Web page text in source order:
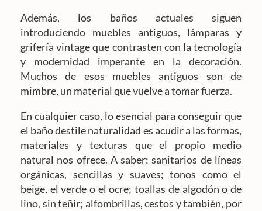
Además, los baños actuales siguen
introduciendo muebles antiguos, lámparas y
grifería vintage que contrasten con la tecnología
y modernidad imperante en la decoración.
Muchos de esos muebles antiguos son de
mimbre, un material que vuelve a tomar fuerza.
En cualquier caso, lo esencial para conseguir que
el baño destile naturalidad es acudir a las formas,
materiales y texturas que el propio medio
natural nos ofrece. A saber: sanitarios de líneas
orgánicas, sencillas y suaves; tonos como el
beige, el verde o el ocre; toallas de algodón o de
lino, sin teñir; alfombrillas, cestos y también, por